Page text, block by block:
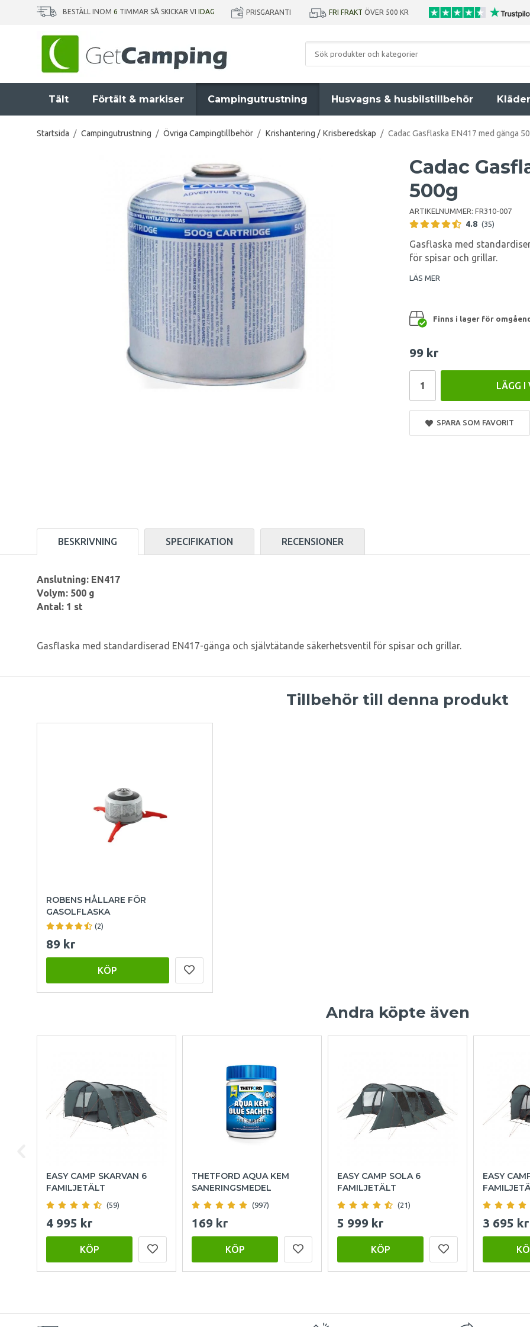
BESTÄLL INOM 6 TIMMAR SÅ SKICKAR VI IDAG PRISGARANTI FRI FRAKT ÖVER 500 KR
Tält Förtält & markiser Campingutrustning Husvagns & husbilstillbehör Kläder
Startsida / Campingutrustning / Övriga Campingtillbehör / Krishantering / Krisberedskap / Cadac Gasflaska EN417 med gänga
Cadac
500g
ARTIKELNUMMER: FR310-007
4.8 (35)
Gasflaska med
för spisar och grillar.
LÄS MER
Finns i lager för
99 kr
LÄGG I
SPARA SOM FAVORIT
BESKRIVNING SPECIFIKATION RECENSIONER
Anslutning: EN417
Volym: 500 g
Antal: 1 st
Gasflaska med standardiserad EN417-gänga och självtätande säkerhetsventil för spisar och grillar.
Tillbehör till denna produkt
ROBENS HÅLLARE FÖR
GASOLFLASKA
(2)
89 kr
KÖP
Andra köpte även
EASY CAMP SKARVAN 6
FAMILJETÄLT
(59)
4 995 kr
KÖP
THETFORD AQUA KEM
SANERINGSMEDEL
(997)
169 kr
KÖP
EASY CAMP SOLA 6
FAMILJETÄLT
(21)
5 999 kr
KÖP
EASY
3 695 kr